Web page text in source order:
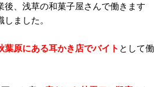
後、浅草の和菓子屋さんで働きます
ました。
葉原にある耳かき店でバイト として働